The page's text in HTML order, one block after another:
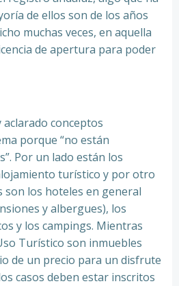
de ellos son de los años
muchas veces, en aquella
de apertura para poder
aclarado conceptos
porque “no están
Por un lado están los
turístico y por otro
son los hoteles en general
y albergues), los
y los campings. Mientras
Turístico son inmuebles
de un precio para un disfrute
casos deben estar inscritos